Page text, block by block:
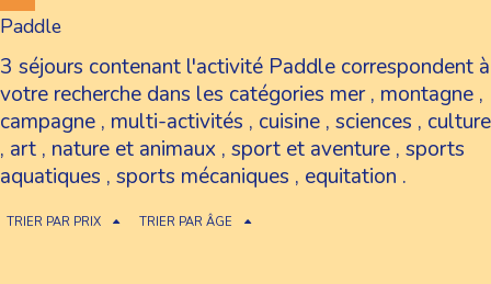
Paddle
3 séjours contenant l'activité Paddle correspondent à
votre recherche dans les catégories mer, montagne ,
campagne , multi-activités , cuisine , sciences , culture
, art , nature et animaux , sport et aventure , sports
aquatiques , sports mécaniques , equitation .
TRIER PAR PRIX TRIER PAR ÂGE